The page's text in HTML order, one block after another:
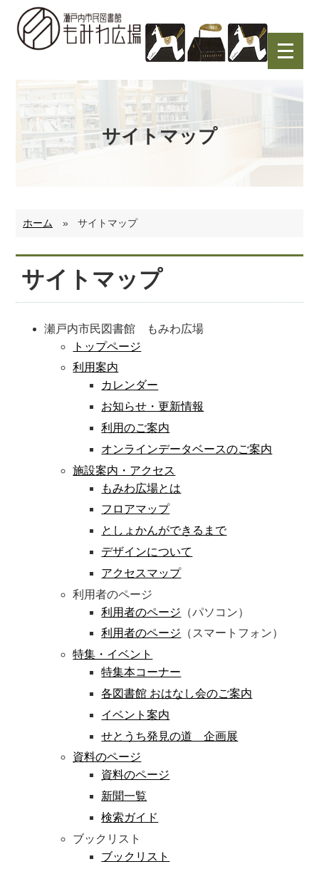
サイトマップ
ホーム » サイトマップ
サイトマップ
瀬戸内市民図書館 もみわ広場
トップページ
利用案内
カレンダー
お知らせ・更新情報
利用のご案内
オンラインデータベースのご案内
施設案内・アクセス
もみわ広場とは
フロアマップ
としょかんができるまで
デザインについて
アクセスマップ
利用者のページ
利用者のページ （パソコン）
利用者のページ （スマートフォン）
特集・イベント
特集本コーナー
各図書館 おはなし会のご案内
イベント案内
せとうち発見の道 企画展
資料のページ
資料のページ
新聞一覧
検索ガイド
ブックリスト
ブックリスト